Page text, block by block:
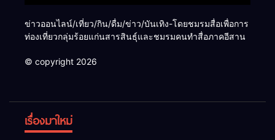
ข่าวออนไลน์/เที่ยว/กิน/ดื่ม/ข่าว/บันเทิง-โดยชมรมสื่อเพื่อการ
ท่องเที่ยวกลุ่มร้อยแก่นสารสินธุ์และชมรมคนทำสื่อภาคอีสาน
© copyright 2026
เรื่องมาใหม่